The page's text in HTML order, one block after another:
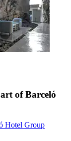
of Barceló
Hotel Group